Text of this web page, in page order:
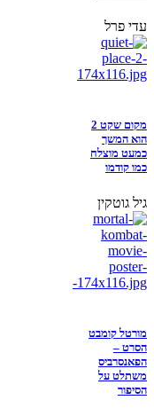
עדי פרל
מקום שקט 2
הוא המשך
כמעט מוצלח
כמו קודמו
גיל גוטקין
מורטל קומבט
הסרט –
הפאנסרביס
משתלט על
הסיפור